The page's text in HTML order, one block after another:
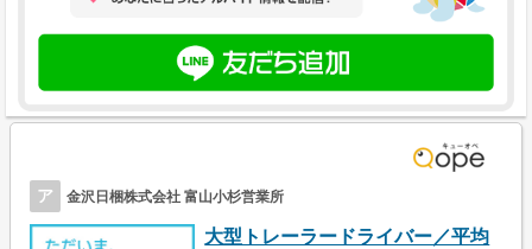
ア 金沢日梱株式会社 富山小杉営業所
大型トレーラードライバー／平均